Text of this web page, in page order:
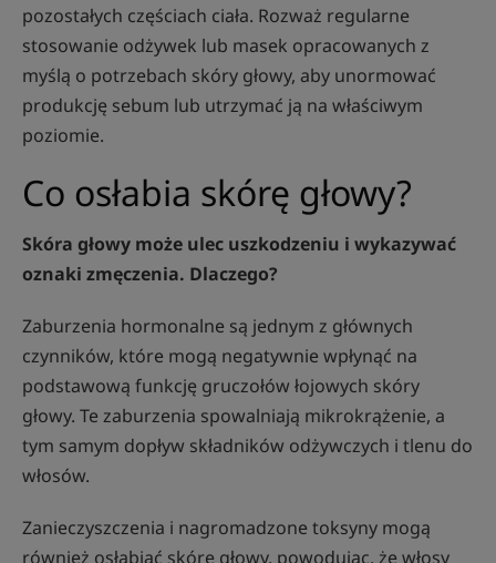
pozostałych częściach ciała. Rozważ regularne
stosowanie odżywek lub masek opracowanych z
myślą o potrzebach skóry głowy, aby unormować
produkcję sebum lub utrzymać ją na właściwym
poziomie.
Co osłabia skórę głowy?
Skóra głowy może ulec uszkodzeniu i wykazywać
oznaki zmęczenia. Dlaczego?
Zaburzenia hormonalne są jednym z głównych
czynników, które mogą negatywnie wpłynąć na
podstawową funkcję gruczołów łojowych skóry
głowy. Te zaburzenia spowalniają mikrokrążenie, a
tym samym dopływ składników odżywczych i tlenu do
włosów.
Zanieczyszczenia i nagromadzone toksyny mogą
również osłabiać skórę głowy, powodując, że włosy